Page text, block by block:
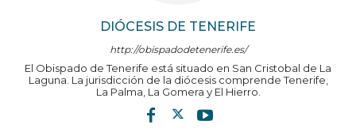
DIÓCESIS DE TENERIFE
http://obispadodetenerife.es/
El Obispado de Tenerife está situado en San Cristobal de La
Laguna. La jurisdicción de la diócesis comprende Tenerife,
La Palma, La Gomera y El Hierro.